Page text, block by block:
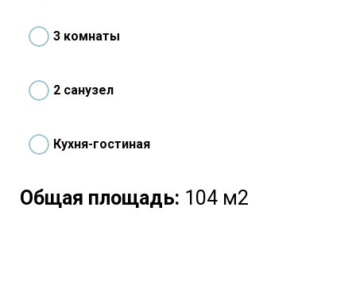
3 комнаты
2 санузел
Кухня-гостиная
Общая площадь: 104 м2